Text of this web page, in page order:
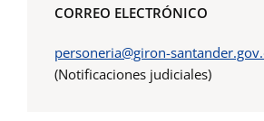
CORREO ELECTRÓNICO
personeria@giron-
(Notificaciones judiciales)